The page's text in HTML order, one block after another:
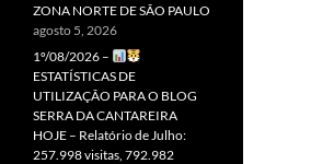
ZONA NORTE DE SÃO PAULO
agosto 5, 2026
1º/08/2026 –
ESTATÍSTICAS DE
UTILIZAÇÃO PARA O BLOG
SERRA DA CANTAREIRA
HOJE – Relatório de Julho:
257.998 visitas, 792.982